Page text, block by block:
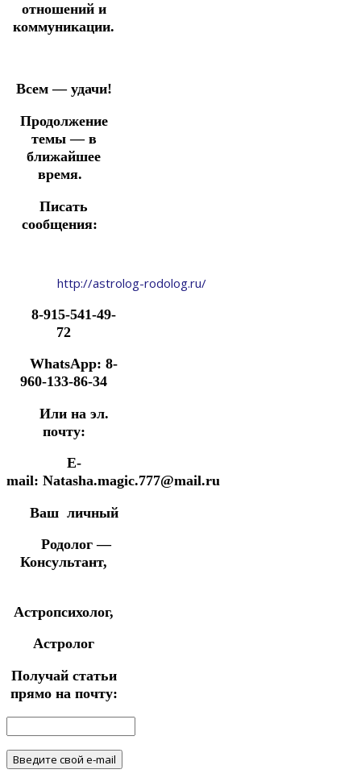
отношений и
коммуникации.
Всем — удачи!
Продолжение
темы — в
ближайшее
время.
Писать
сообщения:
http://astrolog-rodolog.ru/
8-915-541-49-
72
WhatsApp: 8-
960-133-86-34
Или на эл.
почту:
E-
mail: Natasha.magic.777@mail.ru
Ваш личный
Родолог —
Консультант,
Астропсихолог,
Астролог
Получай статьи
прямо на почту: